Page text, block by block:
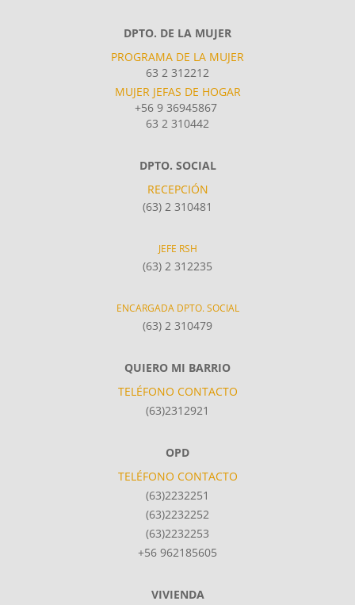
DPTO. DE LA MUJER
PROGRAMA DE LA MUJER
63 2 312212
MUJER JEFAS DE HOGAR
+56 9 36945867
63 2 310442
DPTO. SOCIAL
RECEPCIÓN
(63) 2 310481
JEFE RSH
(63) 2 312235
ENCARGADA DPTO. SOCIAL
(63) 2 310479
QUIERO MI BARRIO
TELÉFONO CONTACTO
(63)2312921
OPD
TELÉFONO CONTACTO
(63)2232251
(63)2232252
(63)2232253
+56 962185605
VIVIENDA